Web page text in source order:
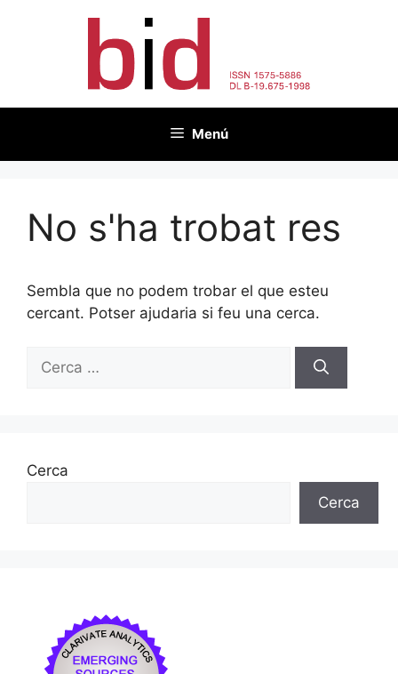
Menú
No s'ha trobat res
Sembla que no podem trobar el que esteu
cercant. Potser ajudaria si feu una cerca.
Cerca:
Cerca
Cerca